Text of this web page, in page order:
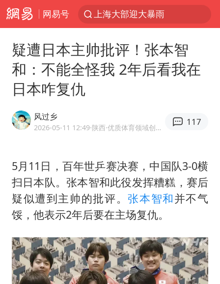
网易号
上海大部迎大暴雨
白海豚在海上打了个结
2026年7月份居民消费价格同比上涨0.5%
WTT横滨冠军赛女单四强国乒占三席
浙江省发出今年第2号指挥长令
辽宁省深化扫黑除恶专项斗争
央视新主播李秋莹孙亚鹏亮相
构建更高水平的全民健身公共服务体系
疑遭日本主帅批评！张本智
和：不能全怪我 2年后看我在
日本咋复仇
风过乡
2026-05-11 12:49·陕西 ·优质体育领域创作者
117
5月11日，百年世乒赛决赛，中国队3-0横
扫日本队。张本智和此役发挥糟糕，赛后
疑似遭到主帅的批评。张本智和并不气
馁，他表示2年后要在主场复仇。